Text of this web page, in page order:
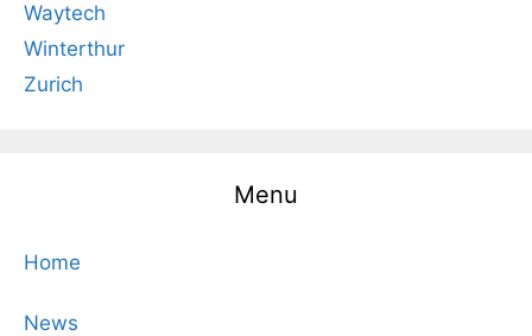
Waytech
Winterthur
Zurich
Menu
Home
News